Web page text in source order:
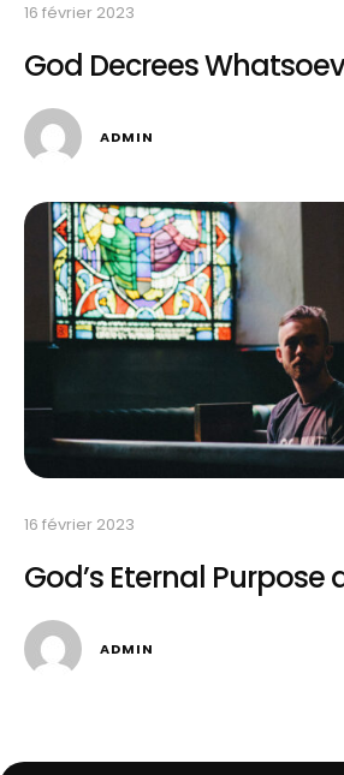
16 février 2023
God Decrees
ADMIN
16 février 2023
God’s Eternal Purpose
ADMIN